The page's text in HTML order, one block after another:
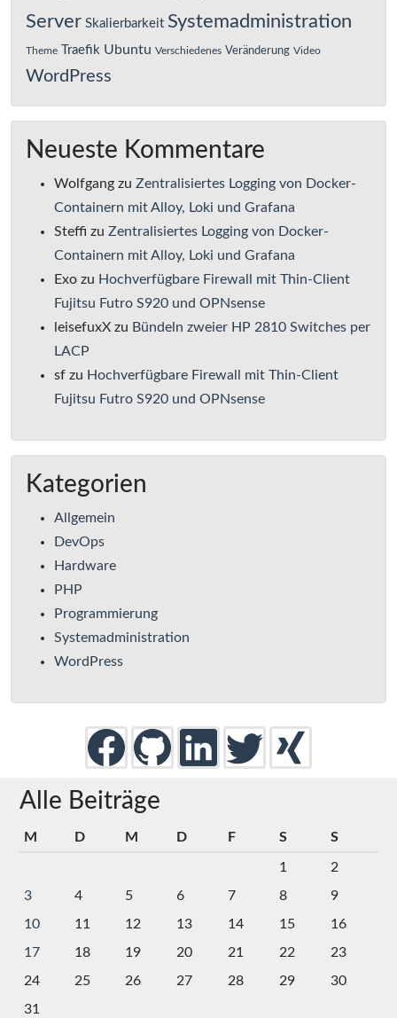
Server Skalierbarkeit Systemadministration
Theme Traefik Ubuntu Verschiedenes Veränderung Video
WordPress
Neueste Kommentare
Wolfgang zu Zentralisiertes Logging von Docker-
Containern mit Alloy, Loki und Grafana
Steffi zu Zentralisiertes Logging von Docker-
Containern mit Alloy, Loki und Grafana
Exo zu Hochverfügbare Firewall mit Thin-Client
Fujitsu Futro S920 und OPNsense
leisefuxX zu Bündeln zweier HP 2810 Switches per
LACP
sf zu Hochverfügbare Firewall mit Thin-Client
Fujitsu Futro S920 und OPNsense
Kategorien
Allgemein
DevOps
Hardware
PHP
Programmierung
Systemadministration
WordPress
Alle Beiträge
M D M D F S S
1
2
3
4 5 6 7 8
9
10
11 12 13 14 15
16
17
18 19 20 21 22
23
24
25 26 27 28 29
30
31